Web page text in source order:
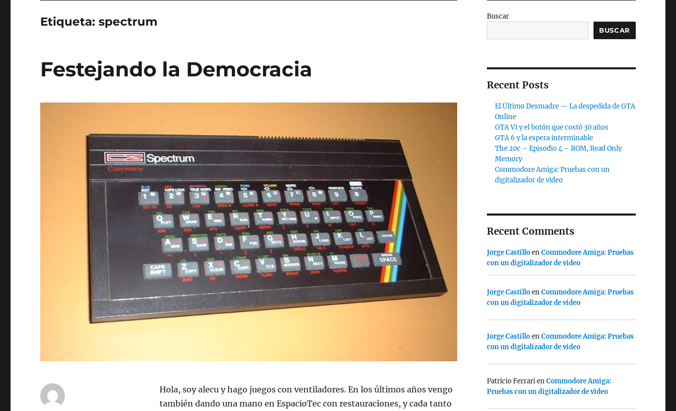
Etiqueta:spectrum
Festejando la Democracia
Hola, soy alecu y hago juegos con ventiladores. En los últimos años vengo
también dando una mano en EspacioTec con restauraciones, y cada tanto
Buscar
BUSCAR
Recent Posts
El Último Desmadre — La despedida de GTA
Online
GTA VI y el botón que costó 30 años
GTA 6 y la espera interminable
The 20c – Episodio 4 – ROM, Read Only
Memory
Commodore Amiga: Pruebas con un
digitalizador de video
Recent Comments
Jorge CastilloenCommodore Amiga: Pruebas
con un digitalizador de video
Jorge CastilloenCommodore Amiga: Pruebas
con un digitalizador de video
Jorge CastilloenCommodore Amiga: Pruebas
con un digitalizador de video
Patricio FerrarienCommodore Amiga:
Pruebas con un digitalizador de video